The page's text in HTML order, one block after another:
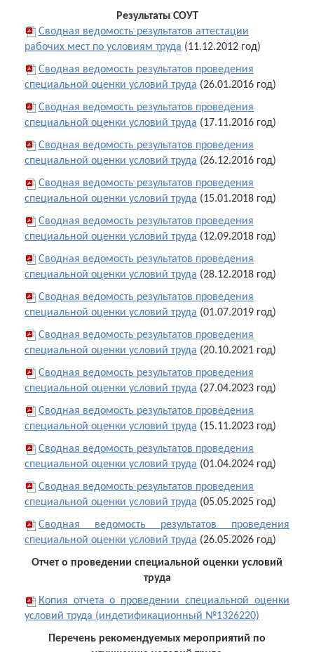
Результаты СОУТ
Сводная ведомость результатов аттестации
рабочих мест по условиям труда (11.12.2012 год)
Сводная ведомость результатов проведения
специальной оценки условий труда (26.01.2016 год)
Сводная ведомость результатов проведения
специальной оценки условий труда (17.11.2016 год)
Сводная ведомость результатов проведения
специальной оценки условий труда (26.12.2016 год)
Сводная ведомость результатов проведения
специальной оценки условий труда (15.01.2018 год)
Сводная ведомость результатов проведения
специальной оценки условий труда (12.09.2018 год)
Сводная ведомость результатов проведения
специальной оценки условий труда (28.12.2018 год)
Сводная ведомость результатов проведения
специальной оценки условий труда (01.07.2019 год)
Сводная ведомость результатов проведения
специальной оценки условий труда (20.10.2021 год)
Сводная ведомость результатов проведения
специальной оценки условий труда (27.04.2023 год)
Сводная ведомость результатов проведения
специальной оценки условий труда (15.11.2023 год)
Сводная ведомость результатов проведения
специальной оценки условий труда (01.04.2024 год)
Сводная ведомость результатов проведения
специальной оценки условий труда (05.05.2025 год)
Сводная ведомость результатов проведения
специальной оценки условий труда (26.05.2026 год)
Отчет о проведении специальной оценки условий
труда
Копия отчета о проведении специальной оценки
условий труда (индетификационный №1326220)
Перечень рекомендуемых мероприятий по